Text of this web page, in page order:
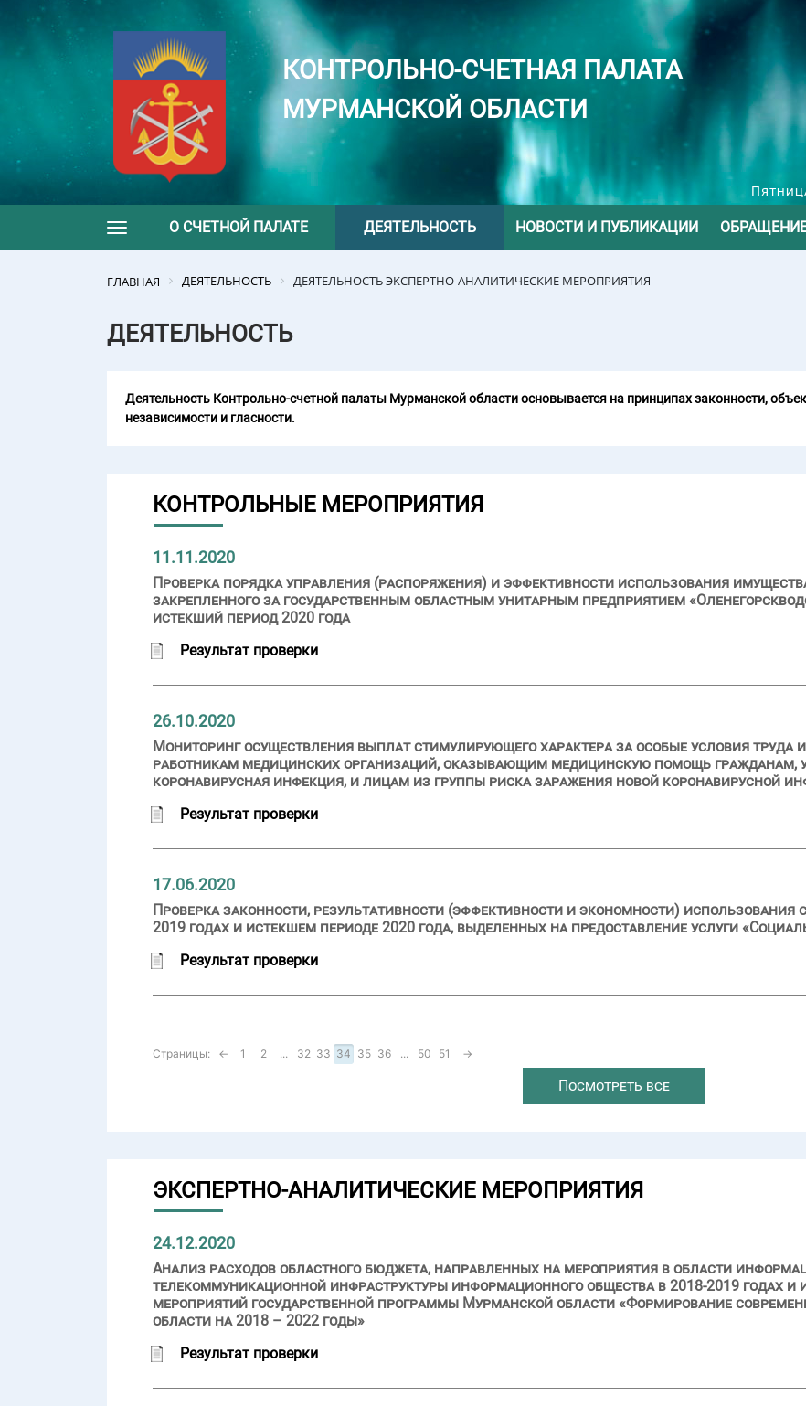
КОНТРОЛЬНО-СЧЕТНАЯ ПАЛАТА
МУРМАНСКОЙ ОБЛАСТИ
Toggle navigation
О СЧЕТНОЙ ПАЛАТЕ ДЕЯТЕЛЬНОСТЬ НОВОСТИ И ПУБЛИКАЦИИ
ГЛАВНАЯ ДЕЯТЕЛЬНОСТЬ ДЕЯТЕЛЬНОСТЬ ЭКСПЕРТНО-АНАЛИТИЧЕСКИЕ МЕРОПРИЯТИЯ
ДЕЯТЕЛЬНОСТЬ
Деятельность Контрольно-счетной палаты Мурманской области основывается на принципах законности,
независимости и гласности.
КОНТРОЛЬНЫЕ МЕРОПРИЯТИЯ
11.11.2020
Проверка порядка управления (распоряжения) и эффективности использования
закрепленного за государственным областным унитарным предприятием
истекший период 2020 года
Результат проверки
26.10.2020
Мониторинг осуществления выплат стимулирующего характера за особые условия труда
работникам медицинских организаций, оказывающим медицинскую помощь гражданам,
коронавирусная инфекция, и лицам из группы риска заражения новой коронавирусной
Результат проверки
17.06.2020
Проверка законности, результативности (эффективности и экономности) использования
2019 годах и истекшем периоде 2020 года, выделенных на предоставление услуги
Результат проверки
Страницы: ← 1 2 ... 32 33 34 35 36 ... 50 51 →
Посмотреть все
ЭКСПЕРТНО-АНАЛИТИЧЕСКИЕ МЕРОПРИЯТИЯ
24.12.2020
Анализ расходов областного бюджета, направленных на мероприятия в области
телекоммуникационной инфраструктуры информационного общества в 2018-2019 годах и
мероприятий государственной программы Мурманской области «Формирование
области на 2018 – 2022 годы»
Результат проверки